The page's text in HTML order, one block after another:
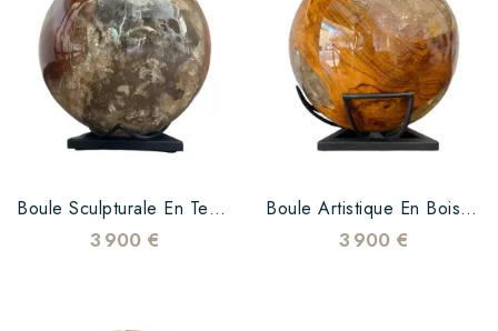
Boule Sculpturale En Teck Massif Et Résine Transparente
3 900 €
Boule Artistique En Bois Massif Et Résine Époxy Transparente
3 900 €